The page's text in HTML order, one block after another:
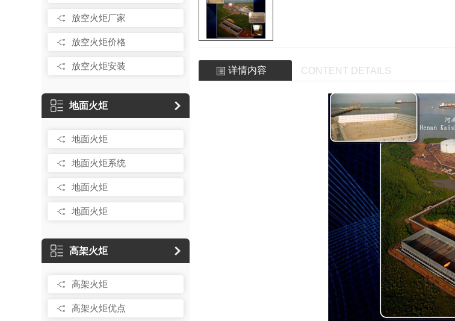
放空火炬厂家
放空火炬价格
放空火炬安装
地面火炬
地面火炬
地面火炬系统
地面火炬
地面火炬
高架火炬
高架火炬
高架火炬优点
详情内容 CONTENT DETAILS